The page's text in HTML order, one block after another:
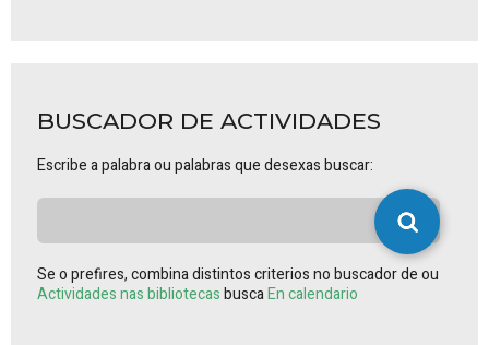
BUSCADOR DE ACTIVIDADES
Escribe a palabra ou palabras que desexas buscar:
Se o prefires, combina distintos criterios no buscador de ou
Actividades nas bibliotecasbuscaEn calendario